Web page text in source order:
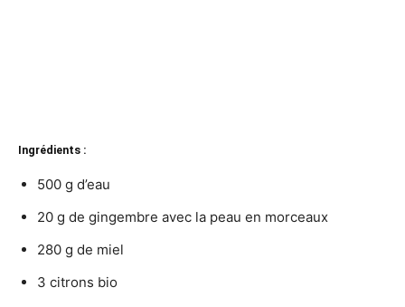
Ingrédients :
500 g d’eau
20 g de gingembre avec la peau en morceaux
280 g de miel
3 citrons bio